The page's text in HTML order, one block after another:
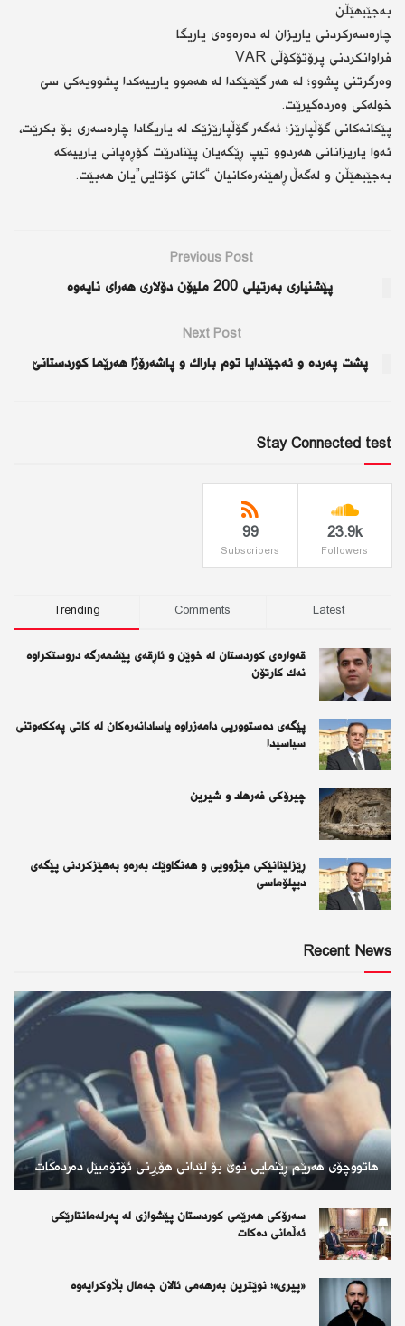
بەجێبهێڵن.
چارەسەرکردنی یاریزان لە دەرەوەی یاریگا
فراوانکردنی پرۆتۆکۆڵی VAR
وەرگرتنی پشوو؛ لە هەر گێمێکدا لە هەموو یارییەکدا پشوویەکی سێ
خولەکی وەردەگیرێت.
پێکانەکانی گۆڵپارێز؛ ئەگەر گۆڵپارێزێک لە یاریگادا چارەسەری بۆ بکرێت،
ئەوا یاریزانانی هەردوو تیپ ڕێگەیان پێنادرێت گۆڕەپانی یارییەکە
بەجێبهێڵن و لەگەڵ ڕاهێنەرەکانیان “کاتی کۆتایی”یان هەبێت.
Previous Post
پێشنیاری بەرتیلی 200 ملیۆن دۆلاری هەرای نایەوە
Next Post
پشت پەردە و ئەجێندایا توم باراك و پاشەرۆژا هەرێما كوردستانێ
Stay Connected test
23.9k
Followers
99
Subscribers
Trending Comments Latest
قەوارەی كوردستان لە خوێن و ئاڕقەی پێشمەرگە دروستكراوە
نەك كارتۆن
پێگەی دەستووریی دامەزراوە یاسادانەرەكان لە كاتی پەككەوتنی
سیاسیدا
چیرۆكی فەرهاد و شیرین
ڕێزلێنانێكی مێژوویی و هەنگاوێك بەرەو بەهێزكردنی پێگەی
دیپلۆماسی
Recent News
هاتووچۆی هەرێم ڕێنمایی نوێ بۆ لێدانی هۆڕِنی ئۆتۆمبێل دەردەکات
سەرۆكی هەرێمی كوردستان پێشوازی لە پەرلەمانتارێكی
ئەڵمانی دەكات
«پیری»؛ نوێترین بەرهەمی ئالان جەمال بڵاوکرایەوە